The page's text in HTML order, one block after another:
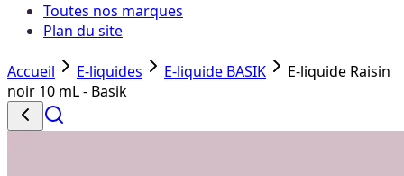
Toutes nos marques
Plan du site
Accueil E-liquides E-liquide BASIK
E-liquide Raisin
noir 10 mL - Basik